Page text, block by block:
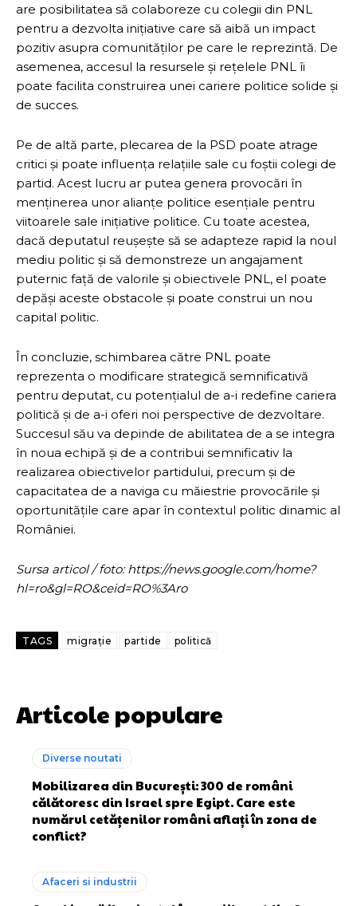
are posibilitatea să colaboreze cu colegii din PNL
pentru a dezvolta inițiative care să aibă un impact
pozitiv asupra comunităților pe care le reprezintă. De
asemenea, accesul la resursele și rețelele PNL îi
poate facilita construirea unei cariere politice solide și
de succes.
Pe de altă parte, plecarea de la PSD poate atrage
critici și poate influența relațiile sale cu foștii colegi de
partid. Acest lucru ar putea genera provocări în
menținerea unor alianțe politice esențiale pentru
viitoarele sale inițiative politice. Cu toate acestea,
dacă deputatul reușește să se adapteze rapid la noul
mediu politic și să demonstreze un angajament
puternic față de valorile și obiectivele PNL, el poate
depăși aceste obstacole și poate construi un nou
capital politic.
În concluzie, schimbarea către PNL poate
reprezenta o modificare strategică semnificativă
pentru deputat, cu potențialul de a-i redefine cariera
politică și de a-i oferi noi perspective de dezvoltare.
Succesul său va depinde de abilitatea de a se integra
în noua echipă și de a contribui semnificativ la
realizarea obiectivelor partidului, precum și de
capacitatea de a naviga cu măiestrie provocările și
oportunitățile care apar în contextul politic dinamic al
României.
Sursa articol / foto: https://news.google.com/home?
hl=ro&gl=RO&ceid=RO%3Aro
TAGS migrație partide politică
Articole populare
Diverse noutati
Mobilizarea din București: 300 de români
călătoresc din Israel spre Egipt. Care este
numărul cetățenilor români aflați în zona de
conflict?
Afaceri si industrii